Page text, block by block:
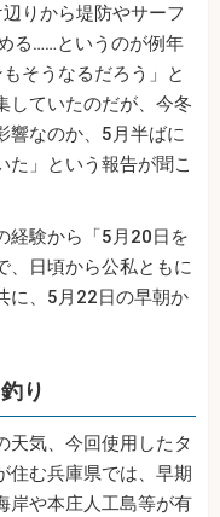
りから堤防やサーフ
る……というのが例年
そうなるだろう」と
していたのだが、今冬
響なのか、5月半ばに
た」という報告が聞こ
経験から「5月20日を
、日頃から公私ともに
に、5月22日の早朝か
り
天気、今回使用したタ
住む兵庫県では、早期
岸や本庄人工島等が有